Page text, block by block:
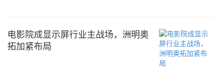
电影院成显示屏行业主战场，洲明奥
拓加紧布局